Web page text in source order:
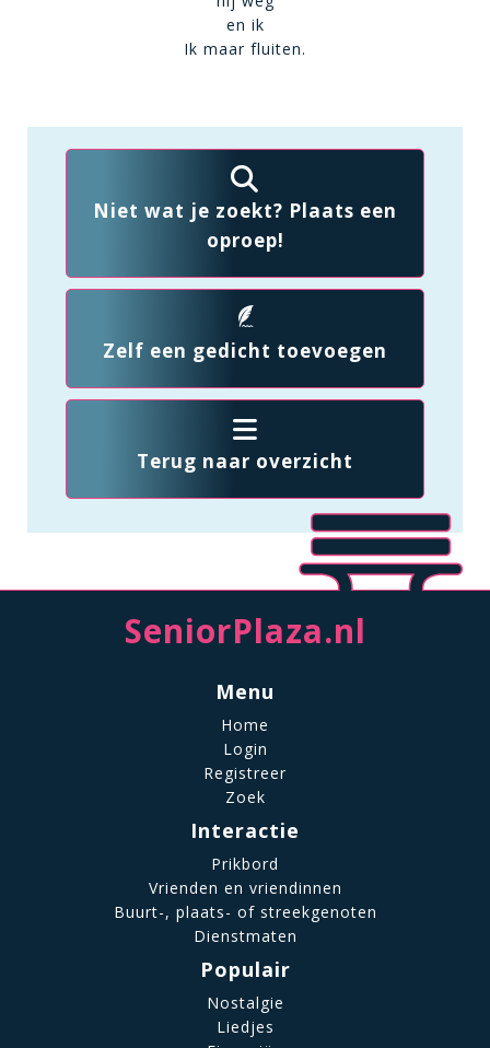
en ik
Ik maar fluiten.
Niet wat je zoekt? Plaats een
oproep!
Zelf een gedicht toevoegen
Terug naar overzicht
SeniorPlaza.nl
Menu
Home
Login
Registreer
Zoek
Interactie
Prikbord
Vrienden en vriendinnen
Buurt-, plaats- of streekgenoten
Dienstmaten
Populair
Nostalgie
Liedjes